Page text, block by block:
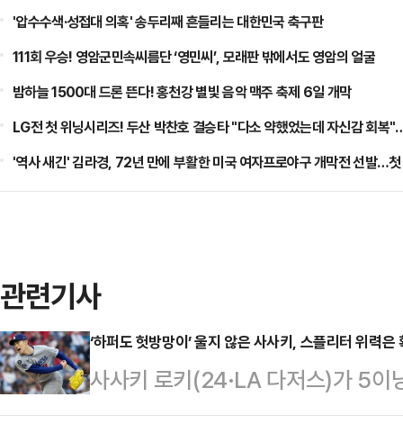
'압수수색·성접대 의혹' 송두리째 흔들리는 대한민국 축구판
111회 우승! 영암군민속씨름단 ‘영민씨’, 모래판 밖에서도 영암의 얼굴
밤하늘 1500대 드론 뜬다! 홍천강 별빛 음악 맥주 축제 6일 개막
LG전 첫 위닝시리즈! 두산 박찬호 결승타 "다소 약했었는데 자신감 회복
'역사 새긴' 김라경, 72년 만에 부활한 미국 여자프로야구 개막전 선발…
관련기사
‘하퍼도 헛방망이’ 울지 않은 사사키, 스플리터 위력은
사사키 로키(24·LA 다저스)가 5이
확인했다.사사키는 6일(한국시각)